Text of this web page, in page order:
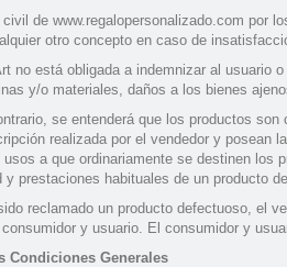
de www.regalopersonalizado.com por
otro concepto en caso de
no está obligada a indemnizar al
y/o materiales, daños a los bienes
se entenderá que los productos
realizada por el vendedor y posean
usos a que ordinariamente se destinen los
prestaciones habituales de un producto
reclamado un producto defectuoso, el
y usuario. El consumidor y
Condiciones Generales